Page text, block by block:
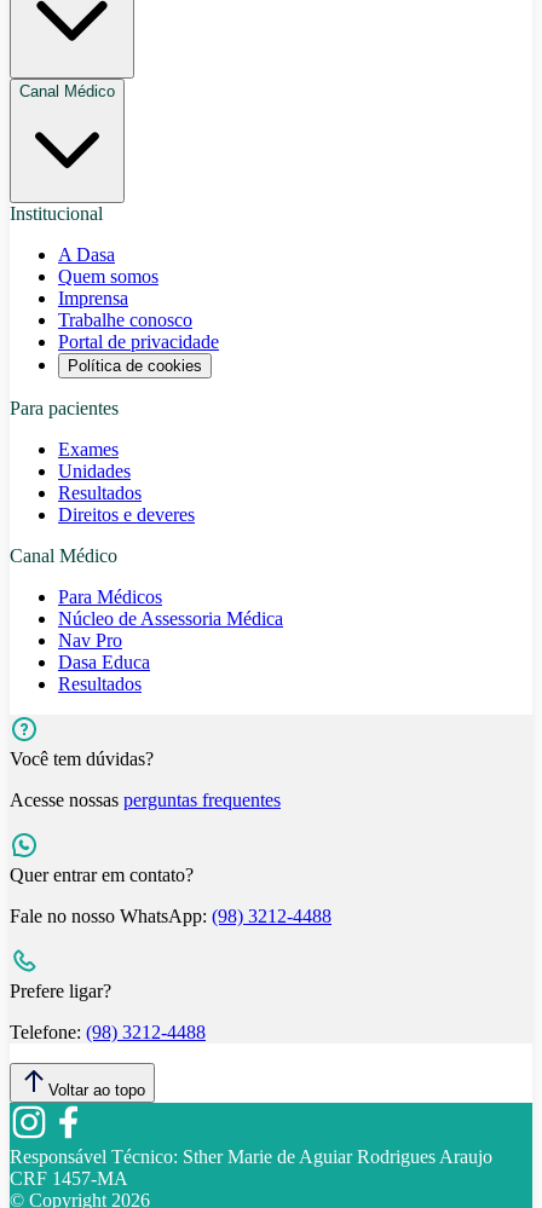
Canal Médico
Institucional
A Dasa
Quem somos
Imprensa
Trabalhe conosco
Portal de privacidade
Política de cookies
Para pacientes
Exames
Unidades
Resultados
Direitos e deveres
Canal Médico
Para Médicos
Núcleo de Assessoria Médica
Nav Pro
Dasa Educa
Resultados
Você tem dúvidas?
Acesse nossas perguntas frequentes
Quer entrar em contato?
Fale no nosso WhatsApp: (98) 3212-4488
Prefere ligar?
Telefone: (98) 3212-4488
Voltar ao topo
Responsável Técnico: Sther Marie de Aguiar Rodrigues Araujo
CRF 1457-MA
© Copyright2026